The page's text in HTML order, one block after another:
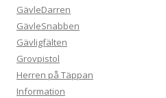
GävleDarren
GävleSnabben
Gävligfälten
Grovpistol
Herren på Täppan
Information